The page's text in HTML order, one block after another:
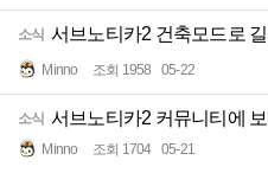
소식 서브노티카2 건축모드로
Minno 조회 1958 05-22
소식 서브노티카2 커뮤니티에 보
Minno 조회 1704 05-21